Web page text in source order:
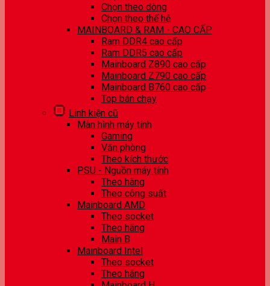
Chọn theo dòng
Chọn theo thế hệ
MAINBOARD & RAM - CAO CẤP
Ram DDR4 cao cấp
Ram DDR5 cao cấp
Mainboard Z890 cao cấp
Mainboard Z790 cao cấp
Mainboard B760 cao cấp
Top bán chạy
Linh kiện cũ
Màn hình máy tính
Gaming
Văn phòng
Theo kích thước
PSU - Nguồn máy tính
Theo hãng
Theo công suất
Mainboard AMD
Theo socket
Theo hãng
Main B
Mainboard Intel
Theo socket
Theo hãng